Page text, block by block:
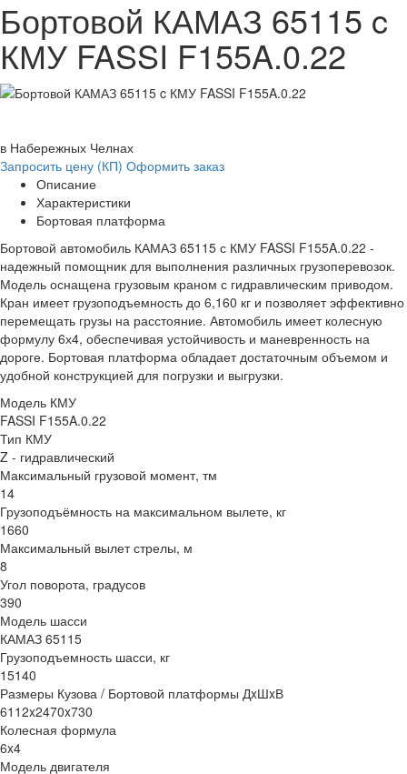
Бортовой КАМАЗ 65115 c
КМУ FASSI F155A.0.22
в Набережных Челнах
Запросить цену (КП) Оформить заказ
Описание
Характеристики
Бортовая платформа
Бортовой автомобиль КАМАЗ 65115 с КМУ FASSI F155A.0.22 -
надежный помощник для выполнения различных грузоперевозок.
Модель оснащена грузовым краном с гидравлическим приводом.
Кран имеет грузоподъемность до 6,160 кг и позволяет эффективно
перемещать грузы на расстояние. Автомобиль имеет колесную
формулу 6х4, обеспечивая устойчивость и маневренность на
дороге. Бортовая платформа обладает достаточным объемом и
удобной конструкцией для погрузки и выгрузки.
Модель КМУ
FASSI F155A.0.22
Тип КМУ
Z - гидравлический
Максимальный грузовой момент, тм
14
Грузоподъёмность на максимальном вылете, кг
1660
Максимальный вылет стрелы, м
8
Угол поворота, градусов
390
Модель шасси
КАМАЗ 65115
Грузоподъемность шасси, кг
15140
Размеры Кузова / Бортовой платформы ДxШxВ
6112x2470x730
Колесная формула
6x4
Модель двигателя